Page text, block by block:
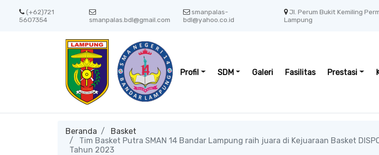
(+62)721
5607354
smanpalas.bdl@gmail.com
smanpalas-
bdl@yahoo.co.id
Jl. Perum Bukit Kemiling
Lampung
Profil SDM Galeri Fasilitas Prestasi
Beranda
Basket
Tim Basket Putra SMAN 14 Bandar Lampung raih juara di Kejuaraan Basket
Tahun 2023